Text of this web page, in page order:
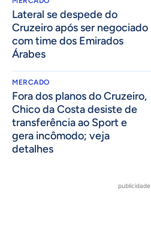
Lateral se despede do
Cruzeiro após ser negociado
com time dos Emirados
Árabes
MERCADO
Fora dos planos do Cruzeiro,
Chico da Costa desiste de
transferência ao Sport e
gera incômodo; veja
detalhes
publicidade